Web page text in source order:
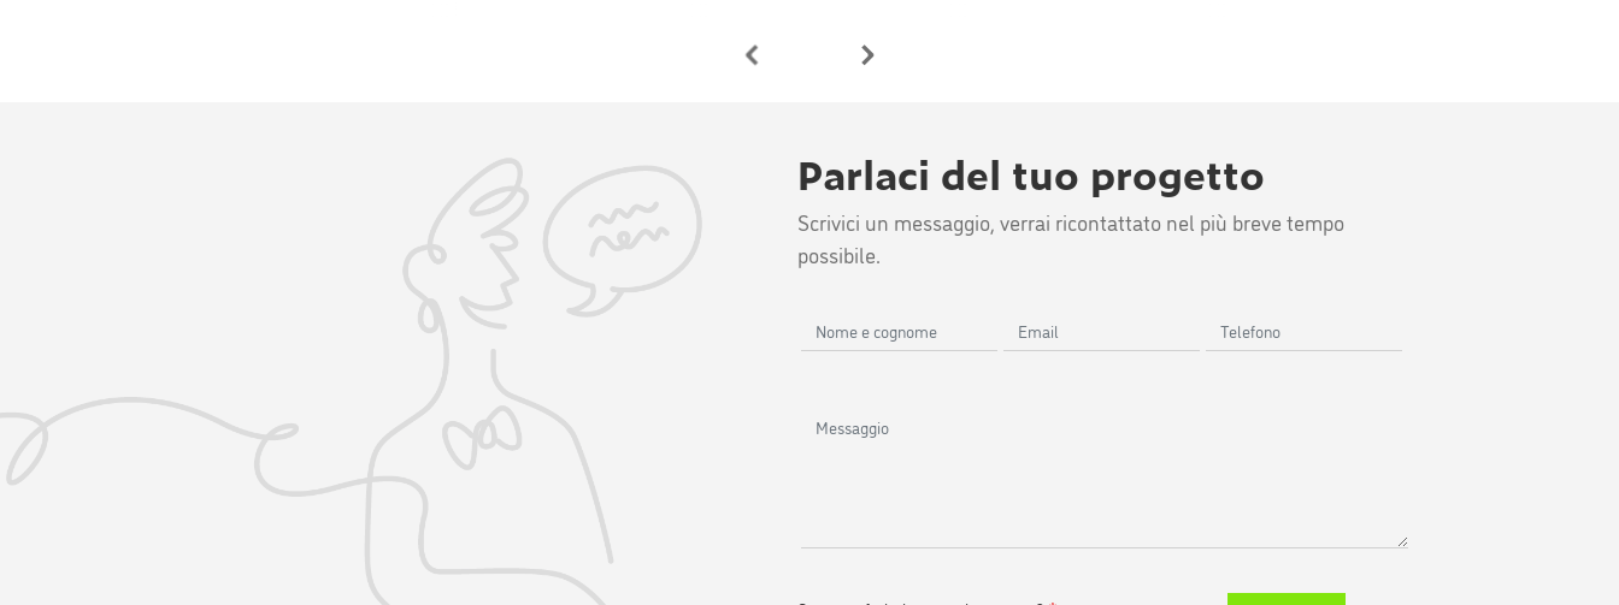
Parlaci del tuo progetto
Scrivici un messaggio, verrai ricontattato nel più breve tempo
possibile.
Nome
e
Email Telefono
Messaggio